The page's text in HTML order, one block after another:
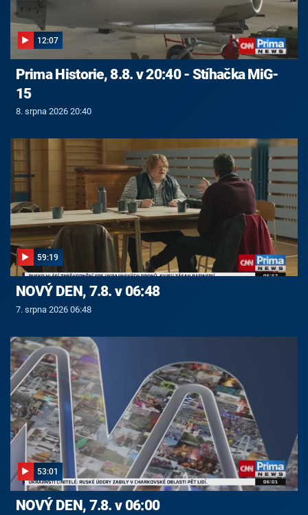
12:07
Prima Historie, 8.8. v 20:40 - Stíhačka MiG-
15
8. srpna 2026 20:40
59:19
NOVÝ DEN, 7.8. v 06:48
7. srpna 2026 06:48
53:01
NOVÝ DEN, 7.8. v 06:00